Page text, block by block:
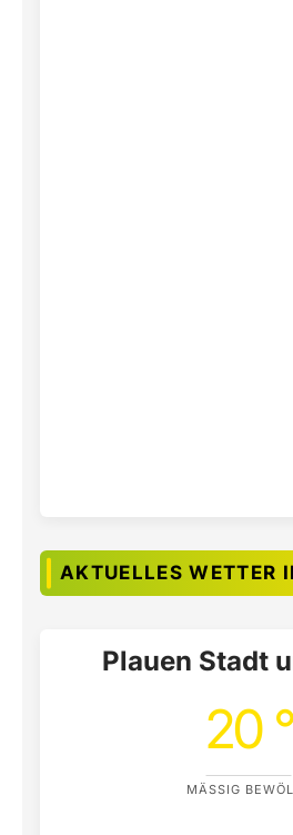
AKTUELLES WETTER
Plauen Stadt
20 °
MÄSSIG